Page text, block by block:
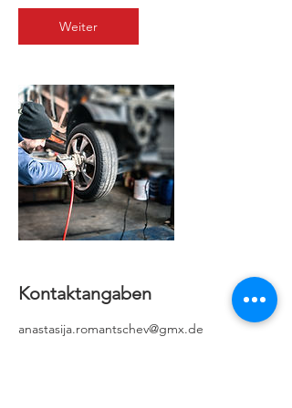
d
.
Weiter
Kontaktangaben
anastasija.romantschev@gmx.de